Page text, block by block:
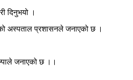
दिनुभयो ।
अस्पताल प्रशासनले जनाएको छ ।
जनाएको छ ।।